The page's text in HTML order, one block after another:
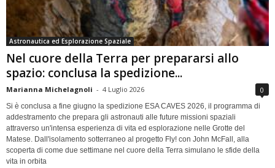
Astronautica ed Esplorazione Spaziale
Nel cuore della Terra per prepararsi allo
spazio: conclusa la spedizione...
Marianna Michelagnoli - 4 Luglio 2026 0
Si è conclusa a fine giugno la spedizione ESA CAVES 2026, il programma di
addestramento che prepara gli astronauti alle future missioni spaziali
attraverso un'intensa esperienza di vita ed esplorazione nelle Grotte del
Matese. Dall'isolamento sotterraneo al progetto Fly! con John McFall, alla
scoperta di come due settimane nel cuore della Terra simulano le sfide della
vita in orbita